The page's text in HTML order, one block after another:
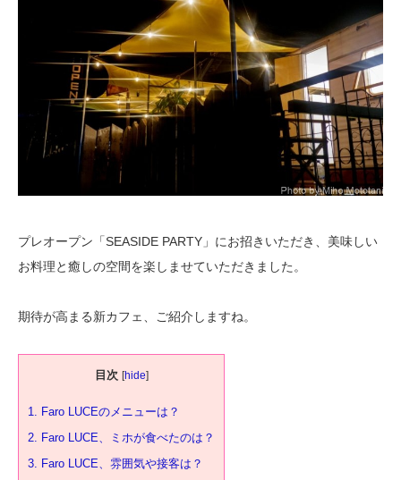
プレオープン「SEASIDE PARTY」にお招きいただき、美味しい
お料理と癒しの空間を楽しませていただきました。
期待が高まる新カフェ、ご紹介しますね。
目次 [hide]
1. Faro LUCEのメニューは？
2. Faro LUCE、ミホが食べたのは？
3. Faro LUCE、雰囲気や接客は？